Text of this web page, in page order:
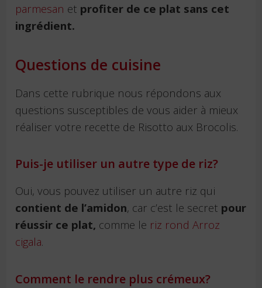
parmesan et profiter de ce plat sans cet
ingrédient.
Questions de cuisine
Dans cette rubrique nous répondons aux
questions susceptibles de vous aider à mieux
réaliser votre recette de Risotto aux Brocolis.
Puis-je utiliser un autre type de riz?
Oui, vous pouvez utiliser un autre riz qui
contient de l’amidon, car c’est le secret pour
réussir ce plat, comme le riz rond Arroz
cigala.
Comment le rendre plus crémeux?